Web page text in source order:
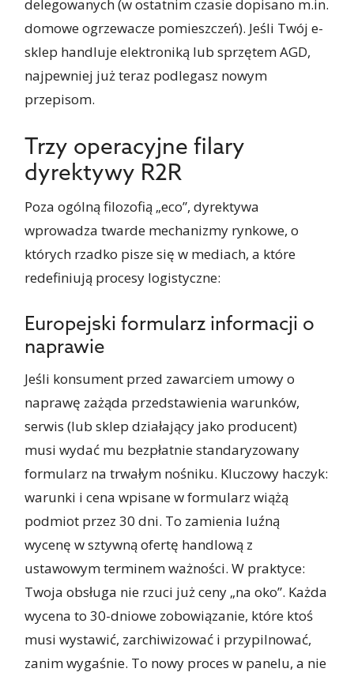
delegowanych (w ostatnim czasie dopisano m.in.
domowe ogrzewacze pomieszczeń). Jeśli Twój e-
sklep handluje elektroniką lub sprzętem AGD,
najpewniej już teraz podlegasz nowym
przepisom.
Trzy operacyjne filary
dyrektywy R2R
Poza ogólną filozofią „eco”, dyrektywa
wprowadza twarde mechanizmy rynkowe, o
których rzadko pisze się w mediach, a które
redefiniują procesy logistyczne:
Europejski formularz informacji o
naprawie
Jeśli konsument przed zawarciem umowy o
naprawę zażąda przedstawienia warunków,
serwis (lub sklep działający jako producent)
musi wydać mu bezpłatnie standaryzowany
formularz na trwałym nośniku. Kluczowy haczyk:
warunki i cena wpisane w formularz wiążą
podmiot przez 30 dni. To zamienia luźną
wycenę w sztywną ofertę handlową z
ustawowym terminem ważności. W praktyce:
Twoja obsługa nie rzuci już ceny „na oko”. Każda
wycena to 30-dniowe zobowiązanie, które ktoś
musi wystawić, zarchiwizować i przypilnować,
zanim wygaśnie. To nowy proces w panelu, a nie